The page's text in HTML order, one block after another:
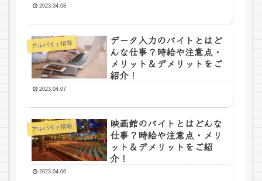
2023.04.08
アルバイト情報
データ入力のバイトとはど
んな仕事？時給や注意点・
メリット＆デメリットをご
紹介！
2023.04.07
アルバイト情報
映画館のバイトとはどんな
仕事？時給や注意点・メリ
ット＆デメリットをご紹
介！
2023.04.06